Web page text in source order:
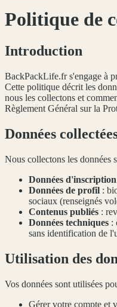
Politique de
Introduction
BackPackLife.fr s'engage à
Cette politique décrit les
nous les collectons et
Règlement Général sur la
Données
Nous collectons les données
Données d'inscription
Données de profil :
sociaux (renseignés
Contenus publiés :
Données techniques :
sans identification de
Utilisation des
Vos données sont utilisées
Gérer votre compte et